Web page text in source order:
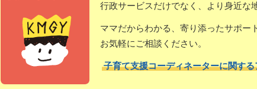
行政サービスだけでなく、より身近な
ママだからわかる、寄り添ったサポー
お気軽にご相談ください。
子育て支援コーディネーターに関す